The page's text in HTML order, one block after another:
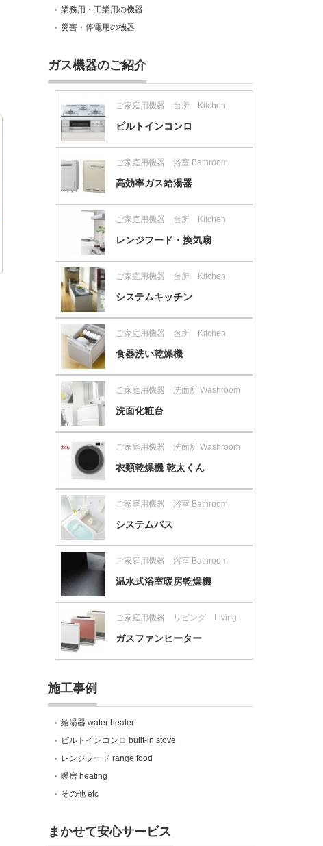
業務用・工業用の機器
災害・停電用の機器
ガス機器のご紹介
ご家庭用機器 台所 Kitchen
ビルトインコンロ
ご家庭用機器 浴室 Bathroom
高効率ガス給湯器
ご家庭用機器 台所 Kitchen
レンジフード・換気扇
ご家庭用機器 台所 Kitchen
システムキッチン
ご家庭用機器 台所 Kitchen
食器洗い乾燥機
ご家庭用機器 洗面所 Washroom
洗面化粧台
ご家庭用機器 洗面所 Washroom
衣類乾燥機 乾太くん
ご家庭用機器 浴室 Bathroom
システムバス
ご家庭用機器 浴室 Bathroom
温水式浴室暖房乾燥機
ご家庭用機器 リビング Living
ガスファンヒーター
施工事例
給湯器 water heater
ビルトインコンロ built-in stove
レンジフード range food
暖房 heating
その他 etc
まかせて安心サービス